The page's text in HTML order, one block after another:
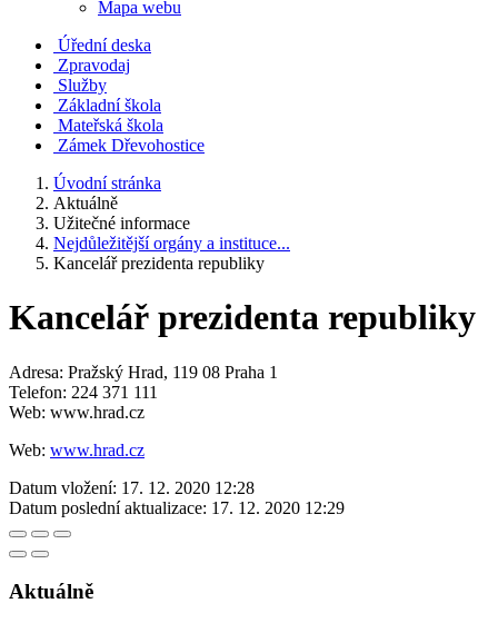
Mapa webu
Úřední deska
Zpravodaj
Služby
Základní škola
Mateřská škola
Zámek Dřevohostice
Úvodní stránka
Aktuálně
Užitečné informace
Nejdůležitější orgány a instituce...
Kancelář prezidenta republiky
Kancelář prezidenta republiky
Adresa: Pražský Hrad, 119 08 Praha 1
Telefon: 224 371 111
Web: www.hrad.cz
Web: www.hrad.cz
Datum vložení: 17. 12. 2020 12:28
Datum poslední aktualizace: 17. 12. 2020 12:29
Aktuálně